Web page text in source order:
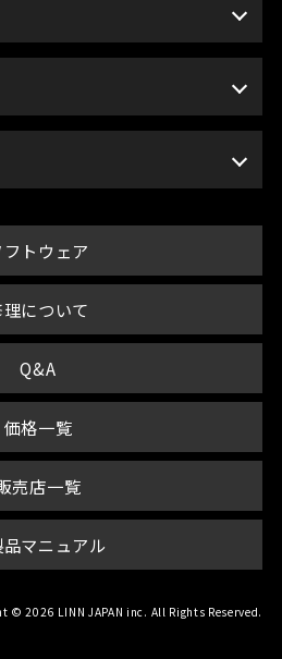
フトウェア
について
Q&A
価格一覧
売店一覧
マニュアル
© 2026 LINN JAPAN inc. All Rights Reserved.